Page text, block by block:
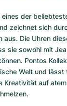
eines der
zeichnet sich
aus. Die Uhren
sie sowohl mit
Pontos
Welt und lässt
Kreativität auf